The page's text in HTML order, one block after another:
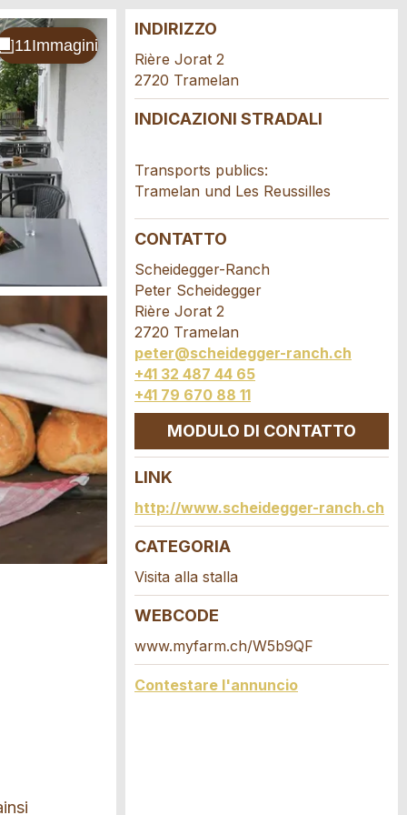
INDIRIZZO
Rière Jorat 2
2720 Tramelan
INDICAZIONI STRADALI
Transports publics:
Tramelan und Les Reussilles
CONTATTO
Scheidegger-Ranch
Peter Scheidegger
Rière Jorat 2
2720 Tramelan
peter@scheidegger-ranch.ch
+41 32 487 44 65
+41 79 670 88 11
MODULO DI CONTATTO
LINK
http://www.scheidegger-ranch.ch
CATEGORIA
Visita alla stalla
WEBCODE
www.myfarm.ch/W5b9QF
Contestare l'annuncio